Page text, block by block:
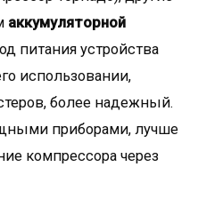
аккумуляторной
питания устройства
использовании,
более надежный.
приборами, лучше
компрессора через